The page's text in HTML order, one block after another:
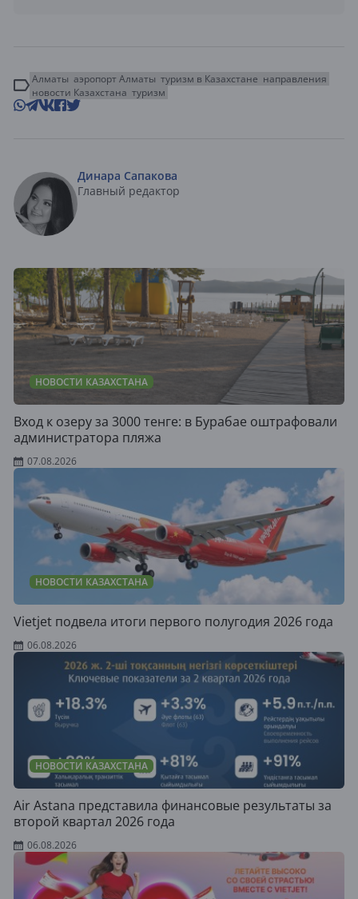
Алматы аэропорт Алматы туризм в Казахстане направления
новости Казахстана туризм
Динара Сапакова
Главный редактор
НОВОСТИ КАЗАХСТАНА
Вход к озеру за 3000 тенге: в Бурабае оштрафовали
администратора пляжа
07.08.2026
НОВОСТИ КАЗАХСТАНА
Vietjet подвела итоги первого полугодия 2026 года
06.08.2026
НОВОСТИ КАЗАХСТАНА
Air Astana представила финансовые результаты за
второй квартал 2026 года
06.08.2026